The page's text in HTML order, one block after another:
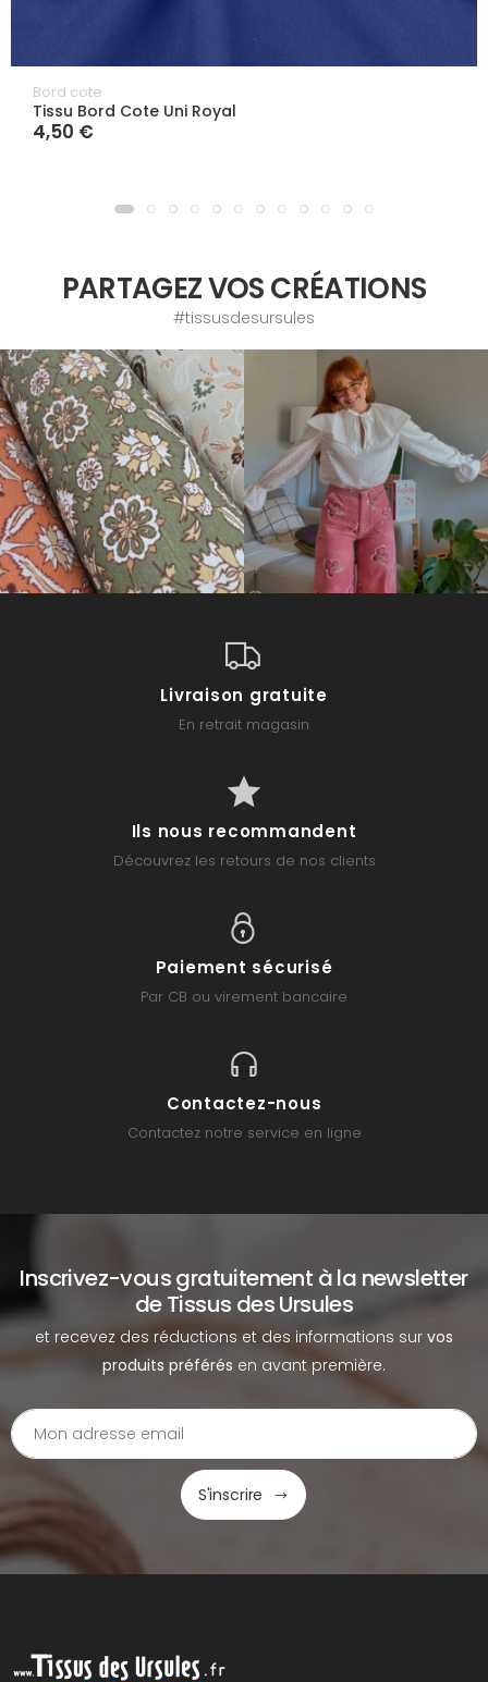
Bord cote
Tissu Bord Cote Uni Royal
4,50 €
PARTAGEZ VOS CRÉATIONS
#tissusdesursules
Livraison gratuite
En retrait magasin
Ils nous recommandent
Découvrez les retours de nos clients
Paiement sécurisé
Par CB ou virement bancaire
Contactez-nous
Contactez notre service en ligne
Inscrivez-vous gratuitement à la newsletter
de Tissus des Ursules
et recevez des réductions et des informations sur vos
produits préférés en avant première.
S'inscrire